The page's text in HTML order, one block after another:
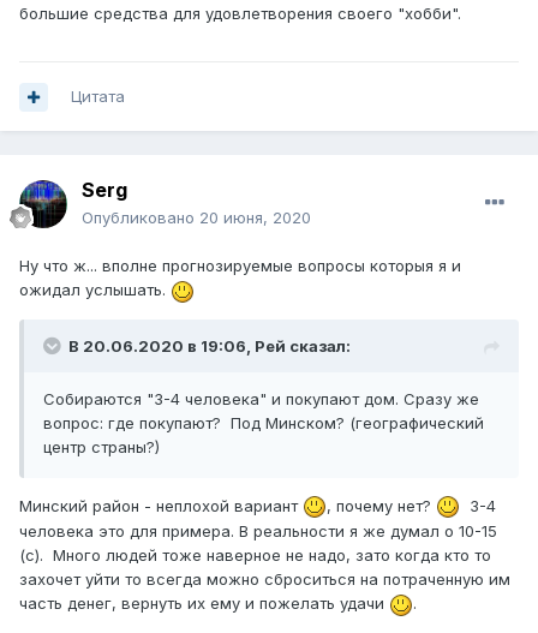
большие средства для удовлетворения своего "хобби".
Цитата
Serg
Опубликовано 20 июня, 2020
Ну что ж... вполне прогнозируемые вопросы которыя я и
ожидал услышать.
В 20.06.2020 в 19:06, Рей сказал:
Собираются "3-4 человека" и покупают дом. Сразу же
вопрос: где покупают? Под Минском? (географический
центр страны?)
Минский район - неплохой вариант , почему нет?
3-4
человека это для примера. В реальности я же думал о 10-15
(с). Много людей тоже наверное не надо, зато когда кто то
захочет уйти то всегда можно сброситься на потраченную им
часть денег, вернуть их ему и пожелать удачи
.